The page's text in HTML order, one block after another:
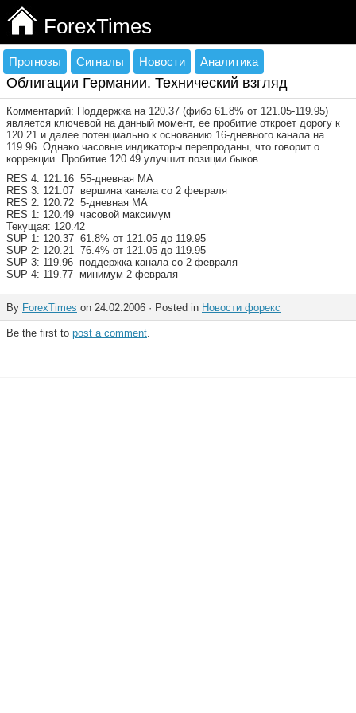
ForexTimes
Прогнозы Сигналы Новости Аналитика
Облигации Германии. Технический взгляд
Комментарий: Поддержка на 120.37 (фибо 61.8% oт 121.05-119.95)
является ключевой на данный момент, ее пробитие откроет дорогу к
120.21 и далее потенциально к основанию 16-дневного канала на
119.96. Однако часовые индикаторы перепроданы, что говорит о
коррекции. Пробитие 120.49 улучшит позиции быков.
RES 4: 121.16 55-дневная МА
RES 3: 121.07 вершина канала со 2 февраля
RES 2: 120.72 5-дневная МА
RES 1: 120.49 часовой максимум
Текущая: 120.42
SUP 1: 120.37 61.8% oт 121.05 дo 119.95
SUP 2: 120.21 76.4% oт 121.05 дo 119.95
SUP 3: 119.96 поддержка канала со 2 февраля
SUP 4: 119.77 минимум 2 февраля
By ForexTimes on 24.02.2006 · Posted in Новости форекс
Be the first to post a comment.